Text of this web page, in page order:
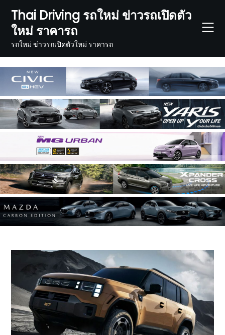
content
Thai Driving รถใหม่ ข่าวรถเปิดตัว
ใหม่ ราคารถ
รถใหม่ ข่าวรถเปิดตัวใหม่ ราคารถ